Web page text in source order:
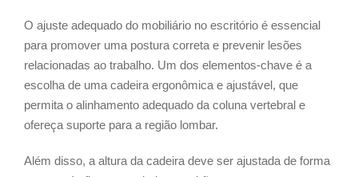
O ajuste adequado do mobiliário no escritório é essencial
para promover uma postura correta e prevenir lesões
relacionadas ao trabalho. Um dos elementos-chave é a
escolha de uma cadeira ergonômica e ajustável, que
permita o alinhamento adequado da coluna vertebral e
ofereça suporte para a região lombar.
Além disso, a altura da cadeira deve ser ajustada de forma